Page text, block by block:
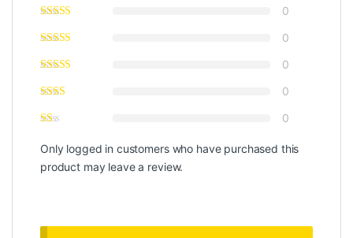
0
0
0
0
0
Only logged in customers who have purchased this
product may leave a review.